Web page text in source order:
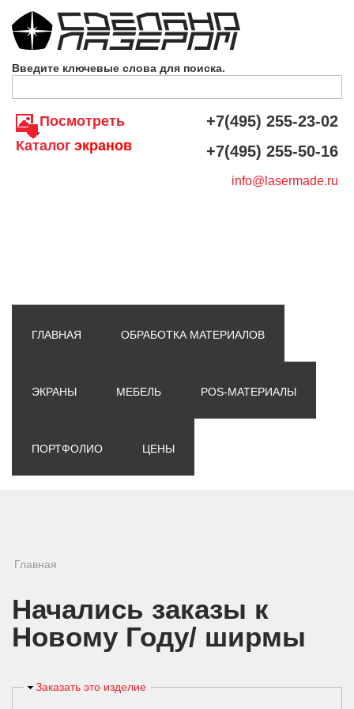
Введите ключевые слова для поиска.
Посмотреть
Каталог экранов
+7(495) 255-23-02
+7(495) 255-50-16
info@lasermade.ru
ГЛАВНАЯ ОБРАБОТКА МАТЕРИАЛОВ
ЭКРАНЫ МЕБЕЛЬ POS-МАТЕРИАЛЫ
ПОРТФОЛИО ЦЕНЫ
Вы здесь
Главная
Начались заказы к
Новому Году/ ширмы
Скрыть
Заказать это изделие